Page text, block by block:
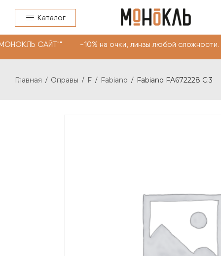
Каталог
САЙТ"" -10% на очки, линзы любой
Главная / Оправы / F / Fabiano / Fabiano FA672228 C:3